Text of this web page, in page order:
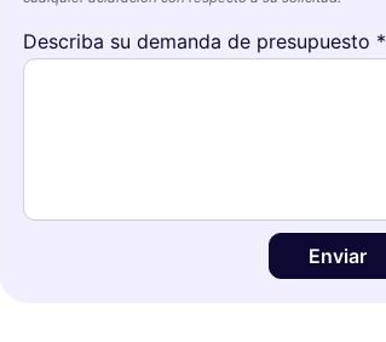
Describa su demanda de presupuesto *
Enviar